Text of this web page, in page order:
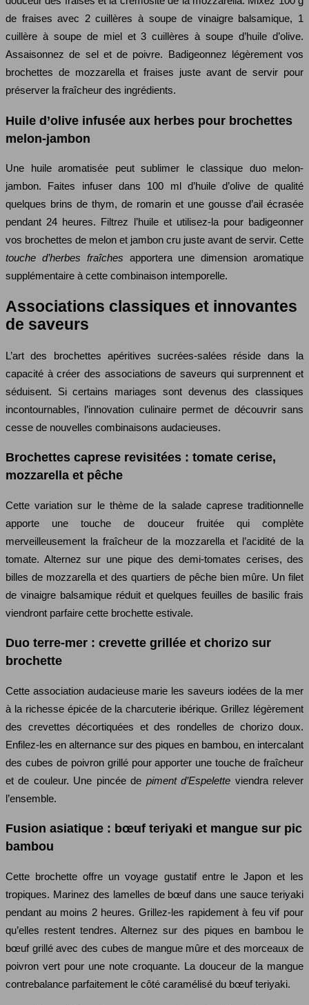
de fraises avec 2 cuillères à soupe de vinaigre balsamique, 1
cuillère à soupe de miel et 3 cuillères à soupe d’huile d’olive.
Assaisonnez de sel et de poivre. Badigeonnez légèrement vos
brochettes de mozzarella et fraises juste avant de servir pour
préserver la fraîcheur des ingrédients.
Huile d’olive infusée aux herbes pour brochettes
melon-jambon
Une huile aromatisée peut sublimer le classique duo melon-
jambon. Faites infuser dans 100 ml d’huile d’olive de qualité
quelques brins de thym, de romarin et une gousse d’ail écrasée
pendant 24 heures. Filtrez l’huile et utilisez-la pour badigeonner
vos brochettes de melon et jambon cru juste avant de servir. Cette
touche d’herbes fraîches apportera une dimension aromatique
supplémentaire à cette combinaison intemporelle.
Associations classiques et innovantes
de saveurs
L’art des brochettes apéritives sucrées-salées réside dans la
capacité à créer des associations de saveurs qui surprennent et
séduisent. Si certains mariages sont devenus des classiques
incontournables, l’innovation culinaire permet de découvrir sans
cesse de nouvelles combinaisons audacieuses.
Brochettes caprese revisitées : tomate cerise,
mozzarella et pêche
Cette variation sur le thème de la salade caprese traditionnelle
apporte une touche de douceur fruitée qui complète
merveilleusement la fraîcheur de la mozzarella et l’acidité de la
tomate. Alternez sur une pique des demi-tomates cerises, des
billes de mozzarella et des quartiers de pêche bien mûre. Un filet
de vinaigre balsamique réduit et quelques feuilles de basilic frais
viendront parfaire cette brochette estivale.
Duo terre-mer : crevette grillée et chorizo sur
brochette
Cette association audacieuse marie les saveurs iodées de la mer
à la richesse épicée de la charcuterie ibérique. Grillez légèrement
des crevettes décortiquées et des rondelles de chorizo doux.
Enfilez-les en alternance sur des piques en bambou, en intercalant
des cubes de poivron grillé pour apporter une touche de fraîcheur
et de couleur. Une pincée de piment d’Espelette viendra relever
l’ensemble.
Fusion asiatique : bœuf teriyaki et mangue sur pic
bambou
Cette brochette offre un voyage gustatif entre le Japon et les
tropiques. Marinez des lamelles de bœuf dans une sauce teriyaki
pendant au moins 2 heures. Grillez-les rapidement à feu vif pour
qu’elles restent tendres. Alternez sur des piques en bambou le
bœuf grillé avec des cubes de mangue mûre et des morceaux de
poivron vert pour une note croquante. La douceur de la mangue
contrebalance parfaitement le côté caramélisé du bœuf teriyaki.